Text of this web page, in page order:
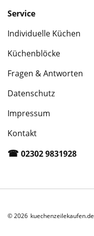
Service
Individuelle Küchen
Küchenblöcke
Fragen & Antworten
Datenschutz
Impressum
Kontakt
☎︎ 02302 9831928
© 2026 kuechenzeilekaufen.de